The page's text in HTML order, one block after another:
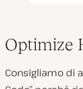
Optimize
Consigliamo di